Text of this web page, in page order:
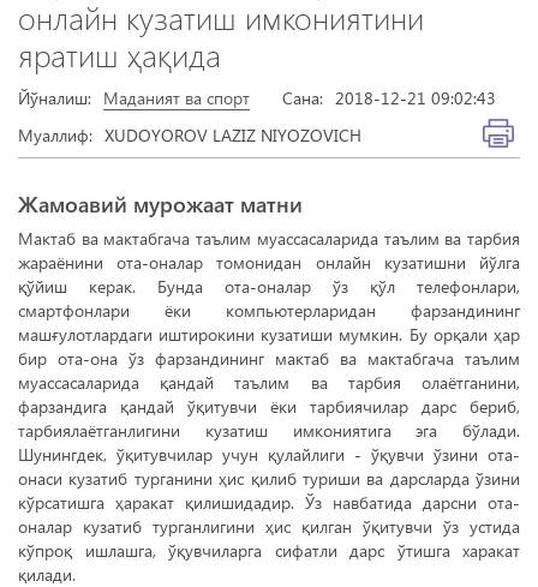
онлайн кузатиш имкониятини
яратиш ҳақида
Йўналиш: Маданият ва спорт Сана: 2018-12-21 09:02:43
Муаллиф: XUDOYOROV LAZIZ NIYOZOVICH
Жамоавий мурожаат матни
Мактаб ва мактабгача таълим муассасаларида таълим ва тарбия
жараёнини ота-оналар томонидан онлайн кузатишни йўлга
қўйиш керак. Бунда ота-оналар ўз қўл телефонлари,
смартфонлари ёки компьютерларидан фарзандининг
машғулотлардаги иштирокини кузатиши мумкин. Бу орқали ҳар
бир ота-она ўз фарзандининг мактаб ва мактабгача таълим
муассасаларида қандай таълим ва тарбия олаётганини,
фарзандига қандай ўқитувчи ёки тарбиячилар дарс бериб,
тарбиялаётганлигини кузатиш имкониятига эга бўлади.
Шунингдек, ўқитувчилар учун қулайлиги - ўқувчи ўзини ота-
онаси кузатиб турганини ҳис қилиб туриши ва дарсларда ўзини
кўрсатишга ҳаракат қилишидадир. Ўз навбатида дарсни ота-
оналар кузатиб турганлигини ҳис қилган ўқитувчи ўз устида
кўпроқ ишлашга, ўқувчиларга сифатли дарс ўтишга харакат
қилади.